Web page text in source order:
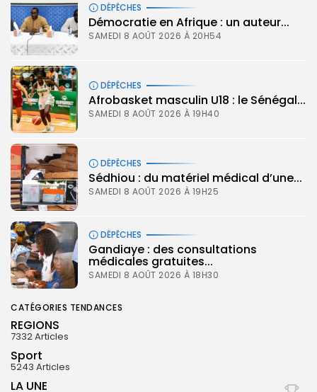
DÉPÊCHES
Démocratie en Afrique : un auteur...
SAMEDI 8 AOÛT 2026 À 20H54
DÉPÊCHES
‎Afrobasket masculin U18 : le Sénégal...
SAMEDI 8 AOÛT 2026 À 19H40
DÉPÊCHES
Sédhiou : du matériel médical d’une...
SAMEDI 8 AOÛT 2026 À 19H25
DÉPÊCHES
Gandiaye : des consultations
médicales gratuites...
SAMEDI 8 AOÛT 2026 À 18H30
CATÉGORIES TENDANCES
REGIONS
7332 Articles
Sport
5243 Articles
LA UNE